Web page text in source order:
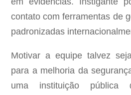
contato com ferramentas de
padronizadas
Motivar a equipe talvez
para a melhoria da
uma instituição pública